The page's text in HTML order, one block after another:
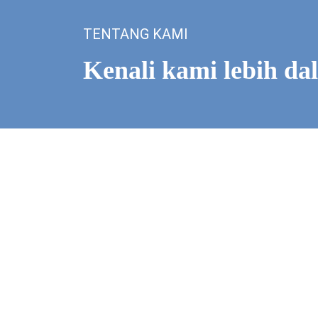
TENTANG KAMI
Kenali kami lebih